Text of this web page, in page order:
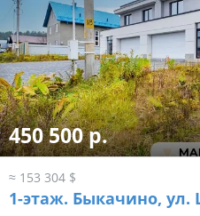
450 500 р.
≈ 153 304 $
1-этаж. Быкачино, ул.